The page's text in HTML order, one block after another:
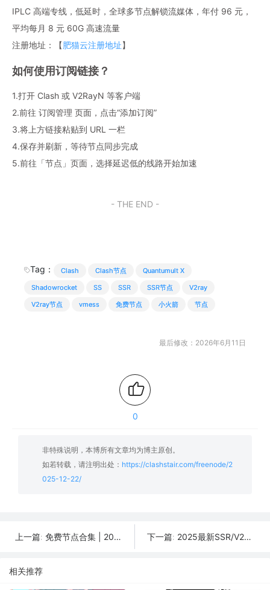
IPLC 高端专线，低延时，全球多节点解锁流媒体，年付 96 元，
平均每月 8 元 60G 高速流量
注册地址：【肥猫云注册地址】
如何使用订阅链接？
1.打开 Clash 或 V2RayN 等客户端
2.前往 订阅管理 页面，点击“添加订阅”
3.将上方链接粘贴到 URL 一栏
4.保存并刷新，等待节点同步完成
5.前往「节点」页面，选择延迟低的线路开始加速
- THE END -
Tag： Clash Clash节点
Quantumult X
Shadowrocket
SS SSR SSR节点
V2ray
V2ray节点
vmess 免费节点 小火箭 节点
最后修改：2026年6月11日
0
非特殊说明，本博所有文章均为博主原创。
如若转载，请注明出处： https://clashstair.com/freenode/2
025-12-22/
上一篇: 免费节点合集 | 2025年12月23日SSR/V2Ray/Clash订阅整理 下一篇: 2025最新SSR/V2Ray/Clash免费节点 | 12月21日可用订阅
相关推荐